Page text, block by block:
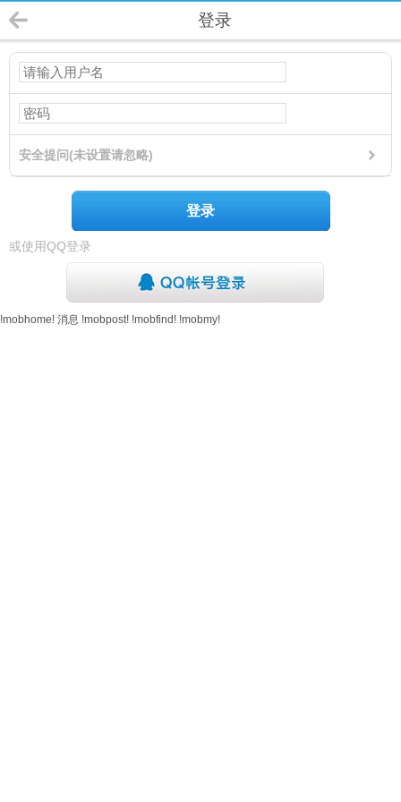
登录
安全提问(未设置请忽略)
登录
或使用QQ登录
!mobhome! 消息 !mobpost! !mobfind! !mobmy!